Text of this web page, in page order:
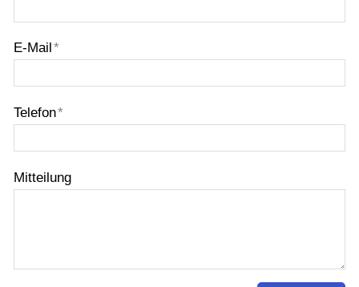
E-Mail*
Telefon*
Mitteilung